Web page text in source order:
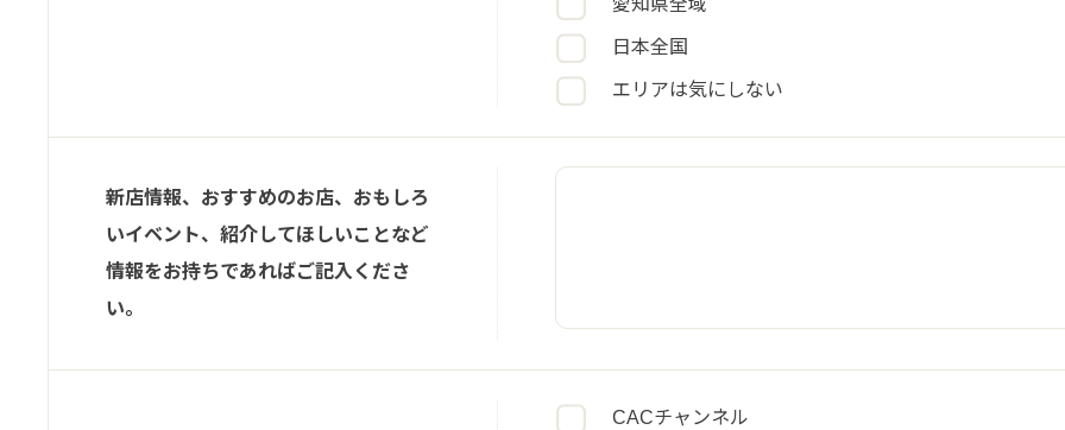
愛知県全域
日本全国
エリアは気にしない
新店情報、おすすめのお店、おもしろ
いイベント、紹介してほしいことなど
情報をお持ちであればご記入くださ
い。
CACチャンネル